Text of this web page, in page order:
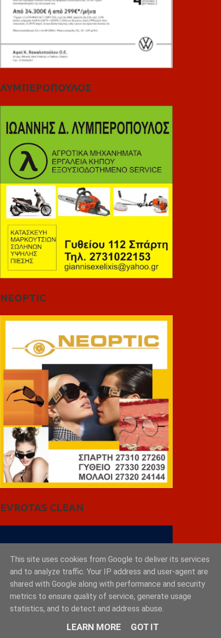
ΛΥΜΠΕΡΟΠΟΥΛΟΣ
NEOPTIC
EVROTAS CLEAN
This site uses cookies from Google to deliver its services
and to analyze traffic. Your IP address and user-agent are
shared with Google along with performance and security
metrics to ensure quality of service, generate usage
statistics, and to detect and address abuse.
LEARN MORE GOT IT